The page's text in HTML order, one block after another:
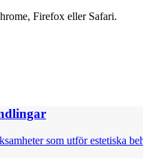
Firefox eller Safari.
som utför estetiska